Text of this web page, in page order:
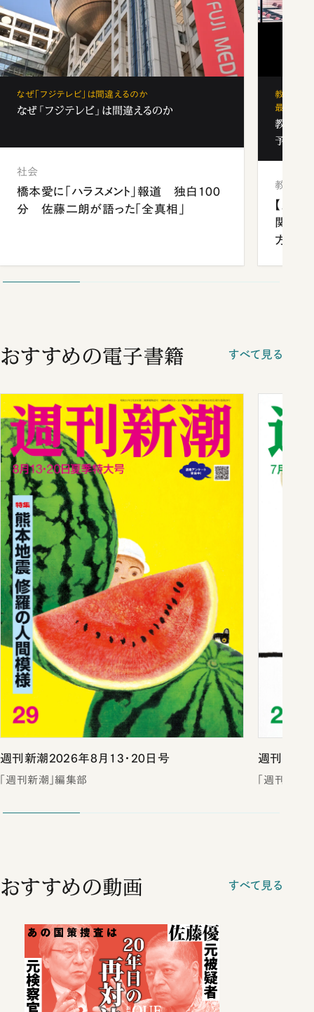
なぜ「フジテレビ」は間違えるのか
なぜ「フジテレビ」は間違えるのか
社会
橋本愛に「ハラスメント」報道 独白100
分 佐藤二朗が語った「全真相」
教育の地
最新勢力
教育の
予備校
教育
【九州
関西
方
おすすめの電子書籍 すべて見る
週刊新潮2026年8月13・20日号
「週刊新潮」編集部
週刊新潮
「週刊新潮
おすすめの動画 すべて見る